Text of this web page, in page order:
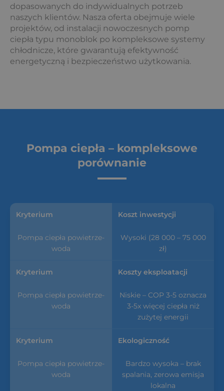
dopasowanych do indywidualnych potrzeb
naszych klientów. Nasza oferta obejmuje wiele
projektów, od instalacji nowoczesnych pomp
ciepła typu monoblok po kompleksowe systemy
chłodnicze, które gwarantują efektywność
energetyczną i bezpieczeństwo użytkowania.
Pompa ciepła – kompleksowe
porównanie
Koszt inwestycji
Wysoki (28 000 – 75 000
zł)
Koszty eksploatacji
Niskie – COP 3-5 oznacza
3-5x więcej ciepła niż
zużytej energii
Ekologiczność
Bardzo wysoka – brak
spalania, zerowa emisja
lokalna